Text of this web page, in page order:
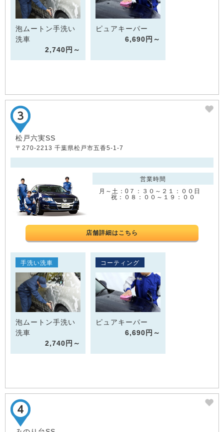
泡ムートン手洗い
洗車
2,740円～
ピュアキーパー
6,690円～
松戸六実SS
〒270-2213 千葉県松戸市五香5-1-7
営業時間
月～土：0７：３０～２１：００日
祝：０８：００～１９：００
店舗詳細はこちら
手洗い洗車
泡ムートン手洗い
洗車
2,740円～
コーティング
ピュアキーパー
6,690円～